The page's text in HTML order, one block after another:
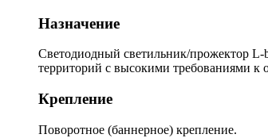
Назначение
Светодиодный светильник/прожектор L-
территорий с высокими требованиями
Крепление
Поворотное (баннерное) крепление.